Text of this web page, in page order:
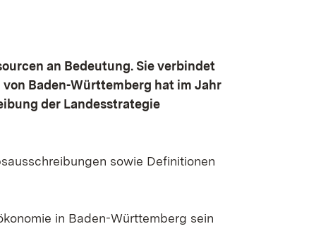
an Bedeutung. Sie verbindet
Baden-Württemberg hat im Jahr
der Landesstrategie
sowie Definitionen
in Baden-Württemberg sein